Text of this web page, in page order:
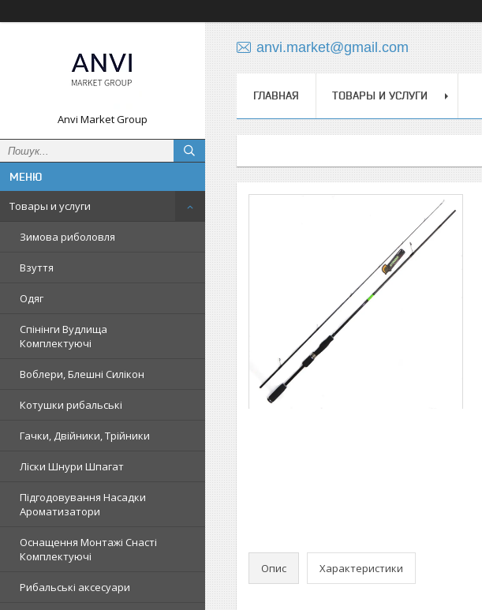
Anvi Market Group
Товары и услуги
Зимова риболовля
Взуття
Одяг
Спінінги Вудлища
Комплектуючі
Воблери, Блешні Силікон
Котушки рибальські
Гачки, Двійники, Трійники
Ліски Шнури Шпагат
Підгодовування Насадки
Ароматизатори
Оснащення Монтажі Снасті
Комплектуючі
Рибальські аксесуари
anvi.market@gmail.com
ГЛАВНАЯ ТОВАРЫ И УСЛУГИ
Опис Характеристики